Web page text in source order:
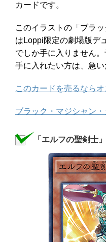
カードです。
このイラストの「ブラ
はLoppi限定の劇場版デ
でしか手に入りません
手に入れたい方は、急い
このカードを売るならオ
ブラック・マジシャン
「エルフの聖剣士」